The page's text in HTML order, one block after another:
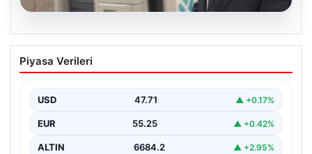
06.08.2026
Ertuğrul Özkök İfade Verdi: ‘Aklımın
Ucundan Dahi Geçmez’
Recep Tayyip Erdoğan’a yönelik sosyal medya
paylaşımları ve…
Piyasa Verileri
USD 47.71 ▲ +0.17%
EUR 55.25 ▲ +0.42%
ALTIN 6684.2 ▲ +2.95%